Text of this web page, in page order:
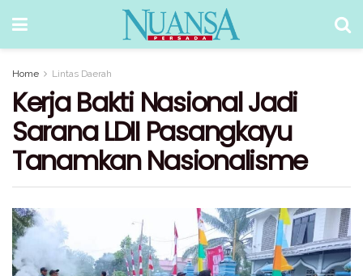
Home Lintas Daerah
Kerja Bakti Nasional Jadi
Sarana LDII Pasangkayu
Tanamkan Nasionalisme